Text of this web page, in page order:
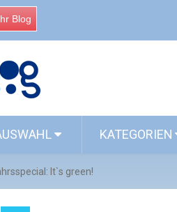
Blog
KATEGORIEN
It`s green!